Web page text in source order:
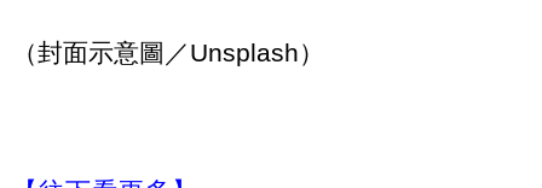
（封面示意圖／Unsplash）